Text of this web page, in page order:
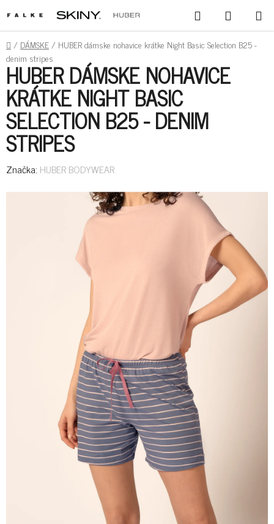
NA
OBSAH
HĽADAŤ
KOŠÍK
DOMOV
/ DÁMSKE/ HUBER dámske nohavice krátke Night Basic Selection B25 -
denim stripes
HUBER DÁMSKE NOHAVICE
KRÁTKE NIGHT BASIC
SELECTION B25 - DENIM
STRIPES
Značka: HUBER BODYWEAR